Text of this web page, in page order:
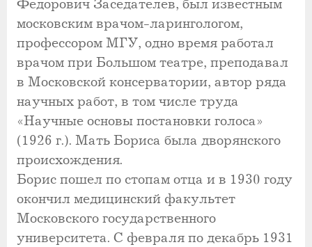
Федорович Заседателев, был известным
московским врачом-ларингологом,
профессором МГУ, одно время работал
врачом при Большом театре, преподавал
в Московской консерватории, автор ряда
научных работ, в том числе труда
«Научные основы постановки голоса»
(1926 г.). Мать Бориса была дворянского
происхождения.
Борис пошел по стопам отца и в 1930 году
окончил медицинский факультет
Московского государственного
университета. С февраля по декабрь 1931